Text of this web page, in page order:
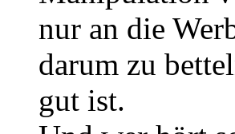
nur an die
darum zu
gut ist.